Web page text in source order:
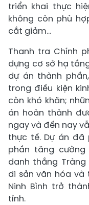
triển khai thực
không còn phù
cắt giảm…
Thanh tra Chính
dựng cơ sở hạ
dự án thành
trong điều kiện
còn khó khăn;
án hoàn thành
ngay và đến nay
thực tế. Dự án đã
phần tăng
danh thắng Tràng
di sản văn hóa và
Ninh Bình trở
tỉnh.